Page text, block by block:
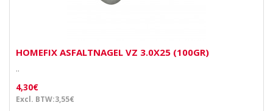
HOMEFIX ASFALTNAGEL VZ 3.0X25 (100GR)
..
4,30€
Excl. BTW:3,55€